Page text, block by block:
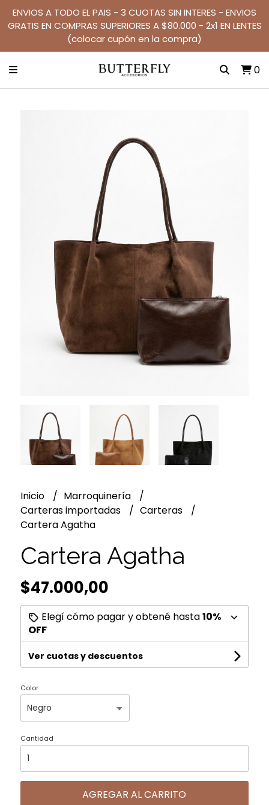
ENVIOS A TODO EL PAIS - 3 CUOTAS SIN INTERES - ENVIOS
GRATIS EN COMPRAS SUPERIORES A $80.000 - 2x1 EN LENTES
(colocar cupón en la compra)
0
Inicio
Marroquinería
Carteras importadas
Carteras
Cartera Agatha
Cartera Agatha
$47.000,00
Elegí cómo pagar y obtené hasta10%
OFF
Ver cuotas y descuentos
Color
Cantidad
AGREGAR AL CARRITO